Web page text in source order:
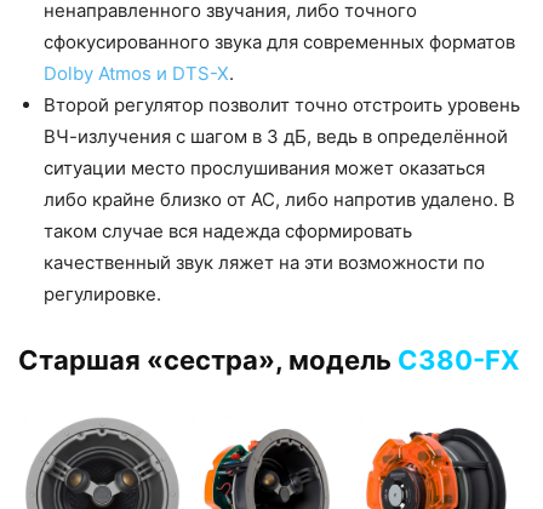
ненаправленного звучания, либо точного
сфокусированного звука для современных форматов
Dolby Atmos и DTS-X.
Второй регулятор позволит точно отстроить уровень
ВЧ-излучения с шагом в 3 дБ, ведь в определённой
ситуации место прослушивания может оказаться
либо крайне близко от АС, либо напротив удалено. В
таком случае вся надежда сформировать
качественный звук ляжет на эти возможности по
регулировке.
Старшая «сестра», модель С380-FX